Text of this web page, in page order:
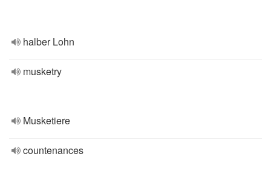
halber Lohn
musketry
Musketiere
countenances